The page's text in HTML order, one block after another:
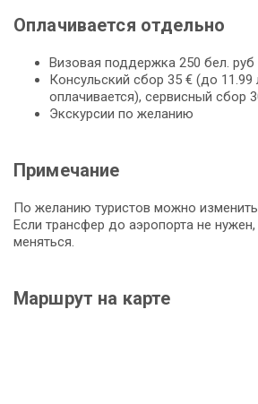
Оплачивается отдельно
Визовая поддержка 250 бел. руб
Консульский сбор 35 € (до 11.99
оплачивается), сервисный сбор
Экскурсии по желанию
Примечание
По желанию туристов можно изменить
Если трансфер до аэропорта не
меняться.
Маршрут на карте